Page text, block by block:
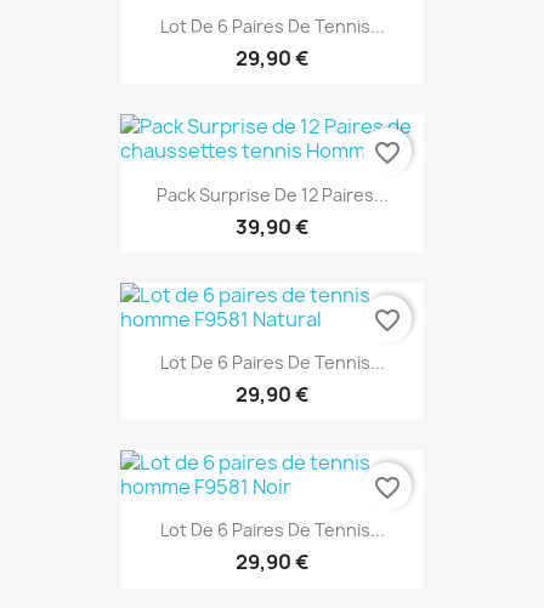
Lot De 6 Paires De Tennis...
29,90 €
Pack Surprise De 12 Paires...
39,90 €
favorite_border
Lot De 6 Paires De Tennis...
29,90 €
favorite_border
Lot De 6 Paires De Tennis...
29,90 €
favorite_border